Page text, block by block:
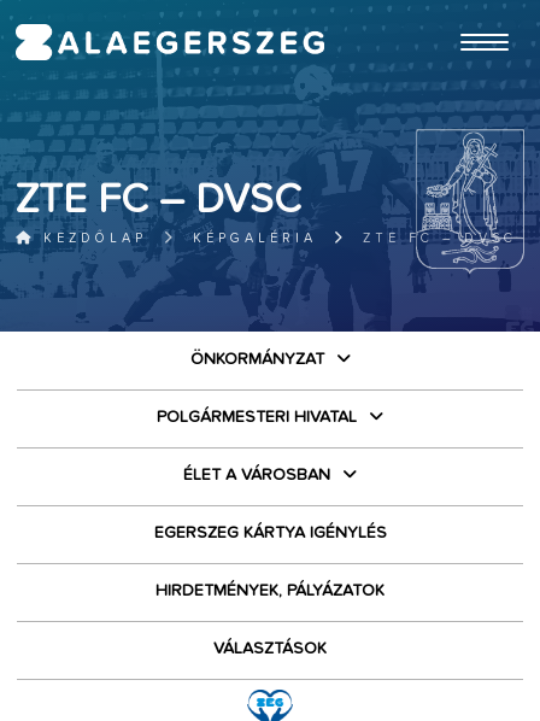
ugrás a fő tartalomhoz
ZTE FC – DVSC
KEZDŐLAP KÉPGALÉRIA ZTE FC – DVSC
ÖNKORMÁNYZAT
POLGÁRMESTERI HIVATAL
ÉLET A VÁROSBAN
EGERSZEG KÁRTYA IGÉNYLÉS
HIRDETMÉNYEK, PÁLYÁZATOK
VÁLASZTÁSOK